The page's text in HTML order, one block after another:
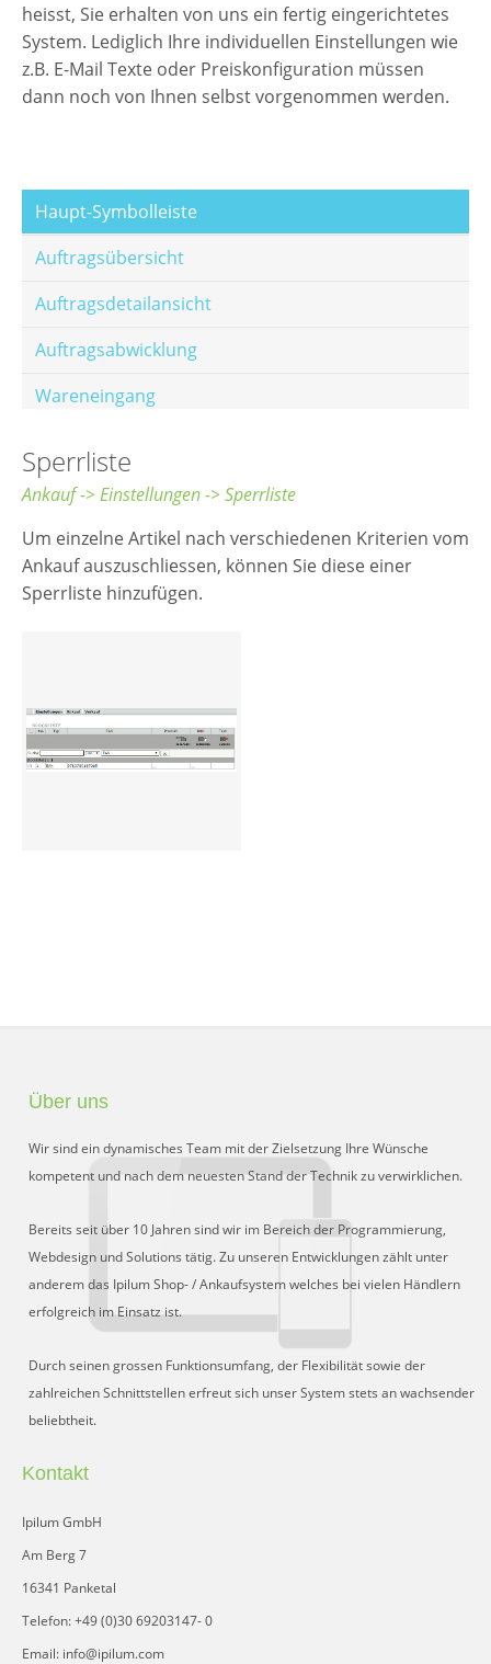
heisst, Sie erhalten von uns ein fertig eingerichtetes
System. Lediglich Ihre individuellen Einstellungen wie
z.B. E-Mail Texte oder Preiskonfiguration müssen
dann noch von Ihnen selbst vorgenommen werden.
Haupt-Symbolleiste
Auftragsübersicht
Auftragsdetailansicht
Auftragsabwicklung
Wareneingang
E-Mail-Templates
Automatische Preisberechnung
Hinterlegen von Festpreisen
Preisgruppen
Sperrliste
Test-Tool
Schnittstelle für Preisvergleiche
DHL Retoure Online
Liveeditor
Sperrliste
Ankauf -> Einstellungen -> Sperrliste
Um einzelne Artikel nach verschiedenen Kriterien vom
Ankauf auszuschliessen, können Sie diese einer
Sperrliste hinzufügen.
Über uns
Wir sind ein dynamisches Team mit der Zielsetzung Ihre Wünsche
kompetent und nach dem neuesten Stand der Technik zu verwirklichen.
Bereits seit über 10 Jahren sind wir im Bereich der Programmierung,
Webdesign und Solutions tätig. Zu unseren Entwicklungen zählt unter
anderem das Ipilum Shop- / Ankaufsystem welches bei vielen Händlern
erfolgreich im Einsatz ist.
Durch seinen grossen Funktionsumfang, der Flexibilität sowie der
zahlreichen Schnittstellen erfreut sich unser System stets an wachsender
beliebtheit.
Kontakt
Ipilum GmbH
Am Berg 7
16341 Panketal
Telefon: +49 (0)30 69203147- 0
Email: info@ipilum.com